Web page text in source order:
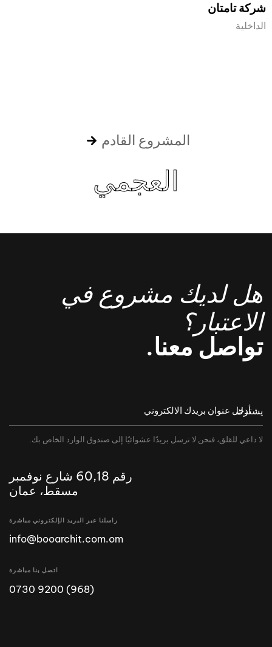
شركة تامتان
الداخلية
المشروع القادم
العجمي
هل لديك مشروع في
الاعتبار؟
تواصل معنا.
يشترك
لا داعي للقلق، فنحن لا نرسل بريدًا عشوائيًا إلى صندوق الوارد الخاص بك.
رقم 60,18 شارع نوفمبر
مسقط، عمان
راسلنا عبر البريد الإلكتروني مباشرة
info@booarchit.com.om
اتصل بنا مباشرة
(968) 9200 0730